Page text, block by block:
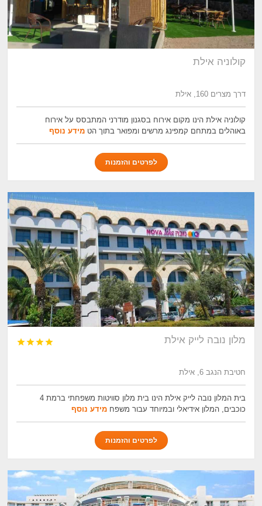
קולוניה אילת
דרך מצרים 160, אילת
קולוניה אילת הינו מקום אירוח בסגנון מודרני המתבסס על אירוח
באוהלים במתחם קמפינג מרשים ומפואר בתוך הטמידע נוסף
לפרטים והזמנות
מלון נובה לייק אילת 



חטיבת הנגב 6, אילת
בית המלון נובה לייק אילת הינו בית מלון סוויטות משפחתי ברמת 4
כוכבים, המלון אידיאלי ובמיוחד עבור משפחמידע נוסף
לפרטים והזמנות